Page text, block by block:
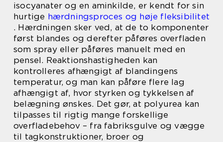
isocyanater og en aminkilde, er kendt for sin
hurtige hærdningsproces og høje fleksibilitet
. Hærdningen sker ved, at de to komponenter
først blandes og derefter påføres overfladen
som spray eller påføres manuelt med en
pensel. Reaktionshastigheden kan
kontrolleres afhængigt af blandingens
temperatur, og man kan påføre flere lag
afhængigt af, hvor styrken og tykkelsen af
belægning ønskes. Det gør, at polyurea kan
tilpasses til rigtig mange forskellige
overfladebehov – fra fabriksgulve og vægge
til tagkonstruktioner, broer og